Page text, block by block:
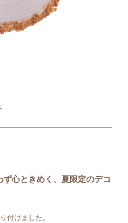
心ときめく、夏限定のデコ
付けました。